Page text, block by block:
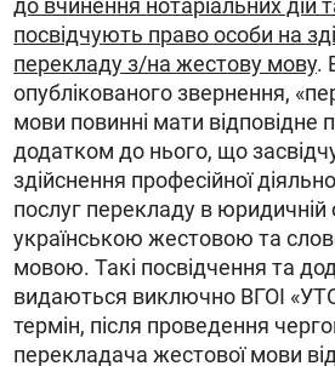
до вчинення нотаріальних дій
посвідчують право особи на
перекладу з/на жестову мову.
опублікованого звернення,
мови повинні мати відповідне
додатком до нього, що
здійснення професійної
послуг перекладу в юридичній
українською жестовою та
мовою. Такі посвідчення та
видаються виключно ВГОІ
термін, після проведення
перекладача жестової мови